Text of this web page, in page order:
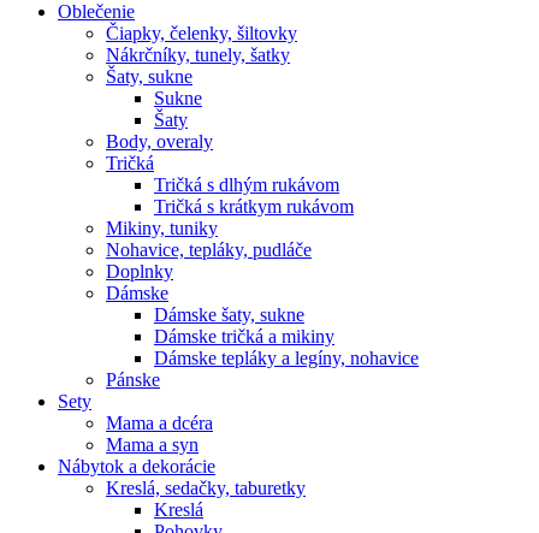
Oblečenie
Čiapky, čelenky, šiltovky
Nákrčníky, tunely, šatky
Šaty, sukne
Sukne
Šaty
Body, overaly
Tričká
Tričká s dlhým rukávom
Tričká s krátkym rukávom
Mikiny, tuniky
Nohavice, tepláky, pudláče
Doplnky
Dámske
Dámske šaty, sukne
Dámske tričká a mikiny
Dámske tepláky a legíny, nohavice
Pánske
Sety
Mama a dcéra
Mama a syn
Nábytok a dekorácie
Kreslá, sedačky, taburetky
Kreslá